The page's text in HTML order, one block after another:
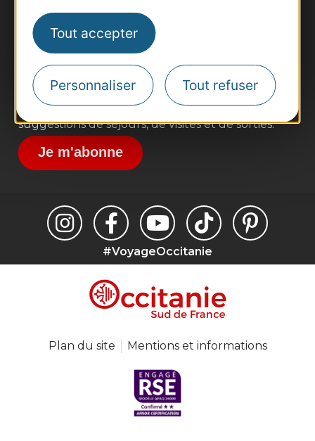
Tout accepter
Personnaliser Tout refuser
Pros d'Occitanie
Site presse et d'influence
Voyagistes
Destination Sport
Inscrivez-vous à la lettre d'information
Destination Occitanie pour recevoir des
suggestions de séjours, de visites et de sorties.
Je m'abonne
#VoyageOccitanie
Plan du site Mentions et informations